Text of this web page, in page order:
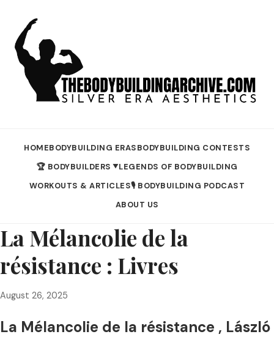
HOMEBODYBUILDING ERASBODYBUILDING CONTESTS
🏆 BODYBUILDERS ▼LEGENDS OF BODYBUILDING
WORKOUTS & ARTICLES🎙️ BODYBUILDING PODCAST
ABOUT US
La Mélancolie de la
résistance : Livres
August 26, 2025
La Mélancolie de la résistance , László